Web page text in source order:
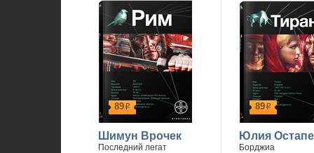
89р
Шимун Врочек
Последний легат
89р
Юлия
Борджиа